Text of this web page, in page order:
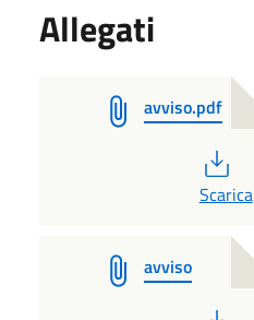
Allegati
avviso.pdf
PDF
Scarica
avviso